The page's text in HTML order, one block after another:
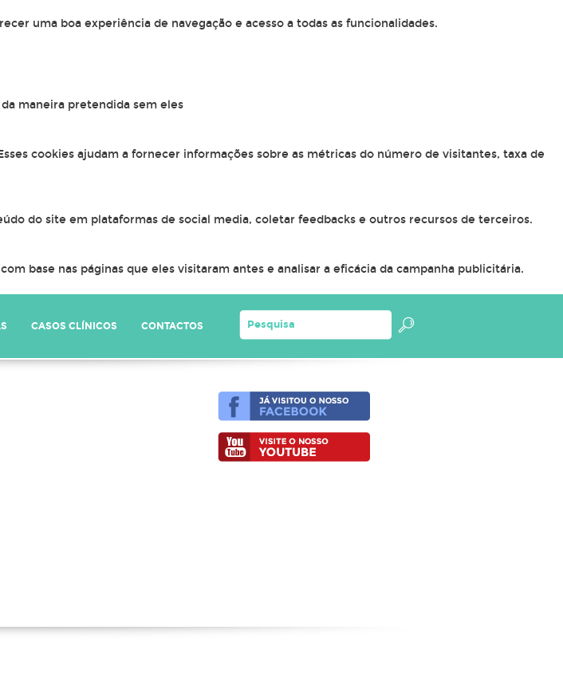
uma boa experiência de navegação e acesso a todas as funcionalidades.
maneira pretendida sem eles
cookies ajudam a fornecer informações sobre as métricas do número de visitantes, taxa de
do site em plataformas de social media, coletar feedbacks e outros recursos de terceiros.
base nas páginas que eles visitaram antes e analisar a eficácia da campanha publicitária.
CASOS CLÍNICOS CONTACTOS